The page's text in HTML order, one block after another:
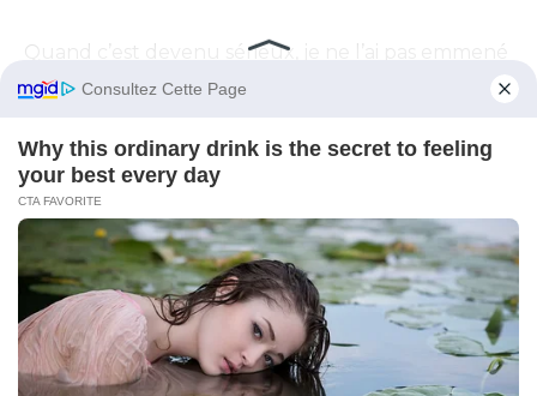
Quand c’est devenu sérieux, je ne l’ai pas emmené
chez mes parents pour obtenir leur approbation.
Je l’ai emmené dans la roseraie préférée de grand-
mère June.
Je lui ai tout raconté.
Les petits amis volés.
Le détective.